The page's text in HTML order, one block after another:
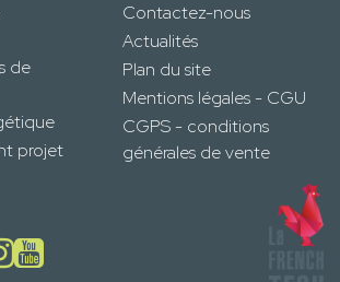
de
projet
Contactez-nous
Actualités
Plan du site
Mentions légales - CGU
CGPS - conditions
générales de vente